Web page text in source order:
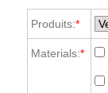
Produits:*
Materials:*